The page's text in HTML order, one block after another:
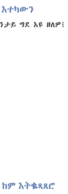
ግደ እዩ ዘለዎ፧
እትቈጻጸሮ